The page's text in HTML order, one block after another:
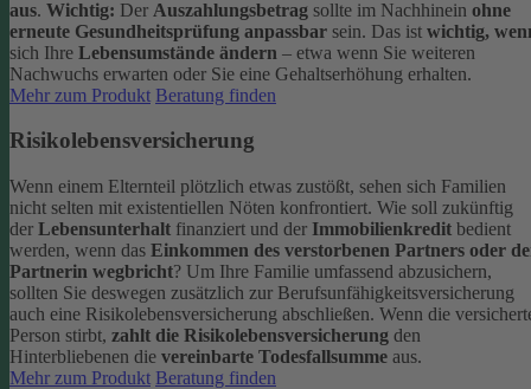
aus. Wichtig: Der Auszahlungsbetrag sollte im Nachhinein ohne
erneute Gesundheitsprüfung anpassbar sein. Das ist wichtig,
sich Ihre Lebensumstände ändern – etwa wenn Sie weiteren
Nachwuchs erwarten oder Sie eine Gehaltserhöhung erhalten.
Mehr zum Produkt Beratung finden
Risikolebensversicherung
Wenn einem Elternteil plötzlich etwas zustößt, sehen sich Familien
nicht selten mit existentiellen Nöten konfrontiert. Wie soll zukünftig
der Lebensunterhalt finanziert und der Immobilienkredit bedient
werden, wenn das Einkommen des verstorbenen Partners oder
Partnerin wegbricht? Um Ihre Familie umfassend abzusichern,
sollten Sie deswegen zusätzlich zur Berufsunfähigkeitsversicherung
auch eine Risikolebensversicherung abschließen. Wenn die
Person stirbt, zahlt die Risikolebensversicherung den
Hinterbliebenen die vereinbarte Todesfallsumme aus.
Mehr zum Produkt Beratung finden